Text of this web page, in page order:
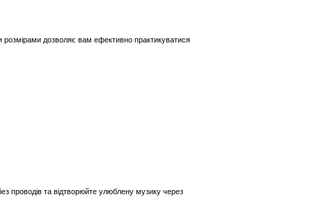
дозволяє вам ефективно практикуватися
проводів та відтворюйте улюблену музику через